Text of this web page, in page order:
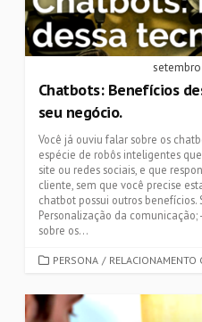
Chatbots: Benefícios
seu negócio.
Você já ouviu falar sobre os
espécie de robôs inteligentes
site ou redes sociais, e que
cliente, sem que você precise
chatbot possui outros benefícios.
Personalização da
sobre os...
CATEGORIES
PERSONA / RELACIONAMENTO